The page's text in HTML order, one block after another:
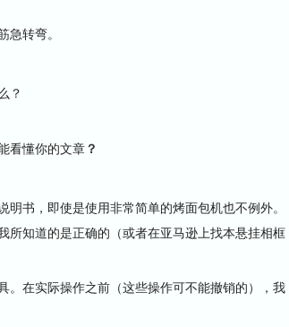
转弯。
？
看懂你的文章？
书，即使是使用非常简单的烤面包机也不例外。
所知道的是正确的（或者在亚马逊上找本悬挂相框
在实际操作之前（这些操作可不能撤销的），我